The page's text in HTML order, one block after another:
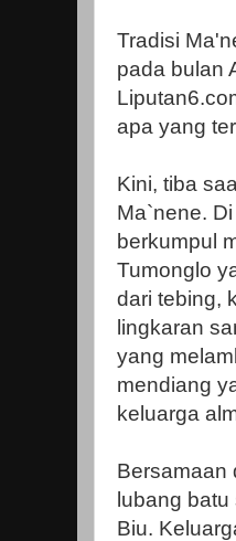
Tradisi
pada bulan
apa yang
Kini, tiba
Ma`nene.
berkumpul
Tumonglo
dari tebing,
lingkaran
yang
mendiang
keluarga
Bersamaan
lubang
Biu.